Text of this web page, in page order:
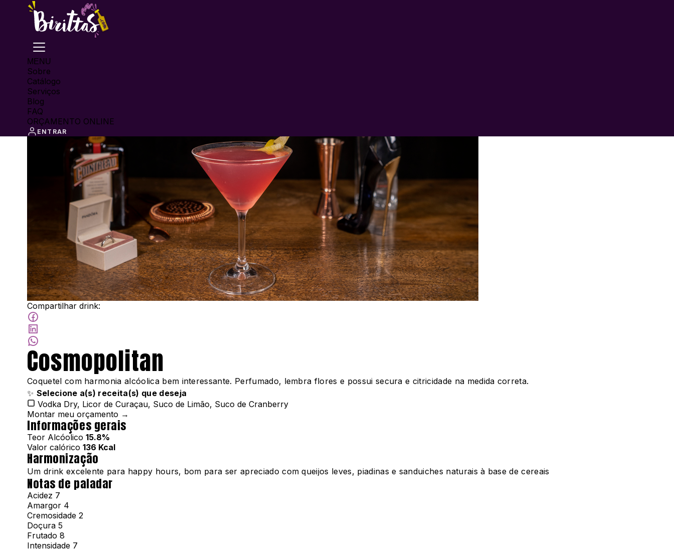
MENU
Sobre
Catálogo
Serviços
Blog
FAQ
ORÇAMENTO ONLINE
ENTRAR
Compartilhar drink:
Cosmopolitan
Coquetel com harmonia alcóolica bem interessante. Perfumado, lembra flores e possui secura e citricidade na medida correta.
✨ Selecione a(s) receita(s) que deseja
Vodka Dry, Licor de Curaçau, Suco de Limão, Suco de Cranberry
Montar meu orçamento →
Informações gerais
Teor Alcóolico 15.8%
Valor calórico 136 Kcal
Harmonização
Um drink excelente para happy hours, bom para ser apreciado com queijos leves, piadinas e sanduiches naturais à base de cereais
Notas de paladar
Acidez 7
Amargor 4
Cremosidade 2
Doçura 5
Frutado 8
Intensidade 7